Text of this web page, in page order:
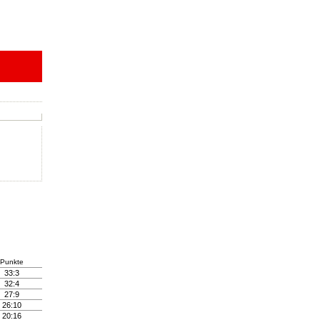
Punkte
33:3
32:4
27:9
26:10
20:16